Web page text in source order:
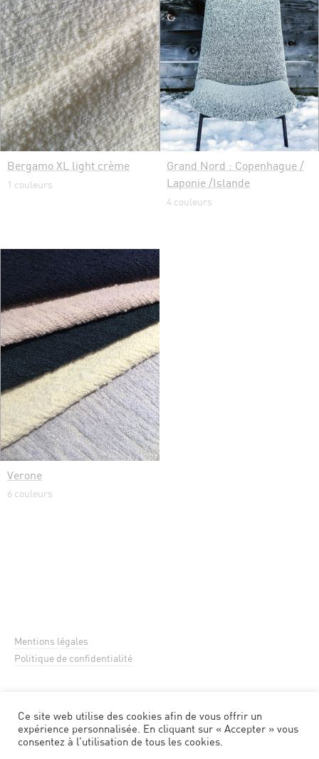
Bergamo XL light crème
1 couleurs
Grand Nord : Copenhague /
Laponie /Islande
4 couleurs
Verone
6 couleurs
Mentions légales
Politique de confidentialité
Ce site web utilise des cookies afin de vous offrir un
expérience personnalisée. En cliquant sur « Accepter » vous
consentez à l’utilisation de tous les cookies.